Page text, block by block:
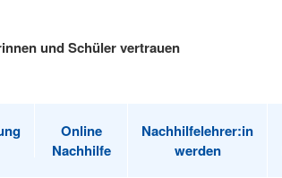
und Schüler vertrauen
Online
Nachhilfe
Nachhilfelehrer:in
werden